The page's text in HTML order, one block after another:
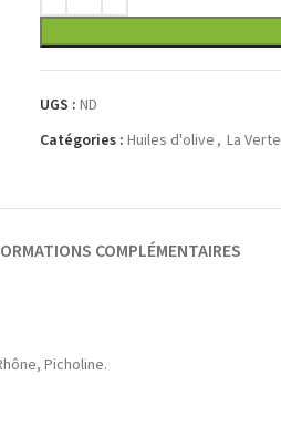
UGS : ND
Catégories : Huiles d'olive, La Verte
COMPLÉMENTAIRES
Picholine.